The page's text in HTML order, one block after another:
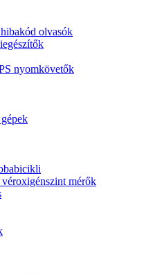
olvasók
nyomkövetők
mérők